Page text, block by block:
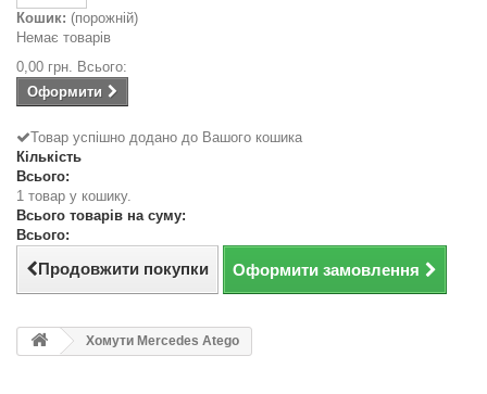
Кошик: (порожній)
Немає товарів
0,00 грн.
Всього:
Оформити
Товар успішно додано до Вашого кошика
Кількість
Всього:
1 товар у кошику.
Всього товарів на суму:
Всього:
Продовжити покупки Оформити замовлення
Хомути Mercedes Atego